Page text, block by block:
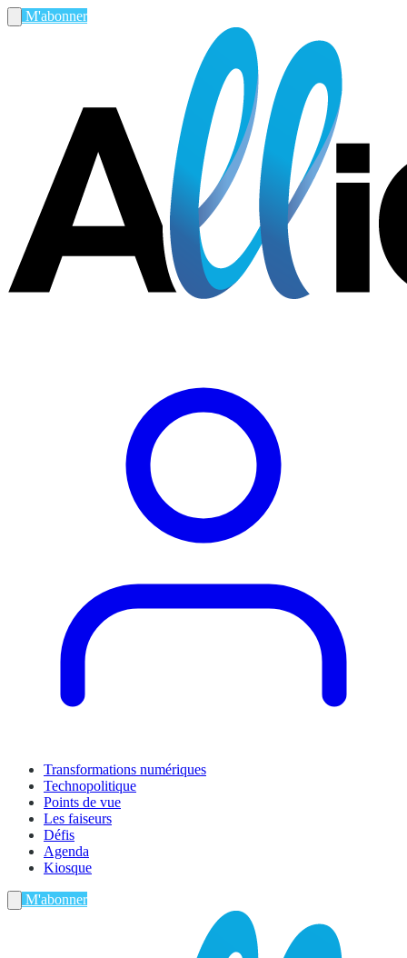
M'abonner
Transformations numériques
Technopolitique
Points de vue
Les faiseurs
Défis
Agenda
Kiosque
M'abonner